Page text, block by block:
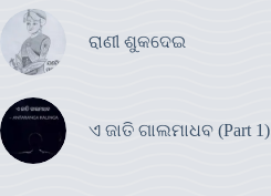
ରାଣୀ ଶୁକଦେଇ
ଏ ଜାତି ଗାଲମାଧବ (Part 1)